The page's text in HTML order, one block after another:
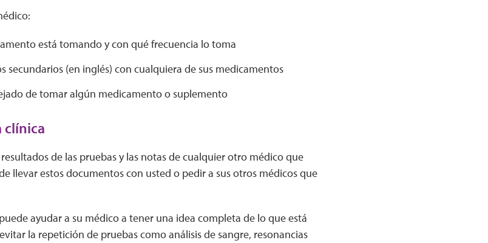
está tomando y con qué frecuencia lo toma
secundarios (en inglés) con cualquiera de sus medicamentos
de tomar algún medicamento o suplemento
clínica
de las pruebas y las notas de cualquier otro médico que
llevar estos documentos con usted o pedir a sus otros médicos que
ayudar a su médico a tener una idea completa de lo que está
la repetición de pruebas como análisis de sangre, resonancias